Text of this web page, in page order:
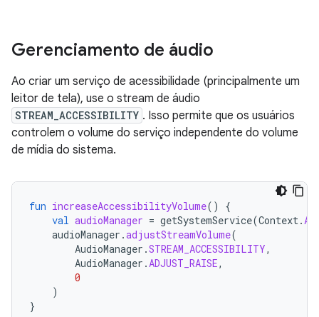
Gerenciamento de áudio
Ao criar um serviço de acessibilidade (principalmente um
leitor de tela), use o stream de áudio
STREAM_ACCESSIBILITY . Isso permite que os usuários
controlem o volume do serviço independente do volume
de mídia do sistema.
fun increaseAccessibilityVolume()
{
val audioManager = getSystemService(Context.
audioManager .adjustStreamVolume(
AudioManager .STREAM_ACCESSIBILITY,
AudioManager .ADJUST_RAISE,
0
)
}